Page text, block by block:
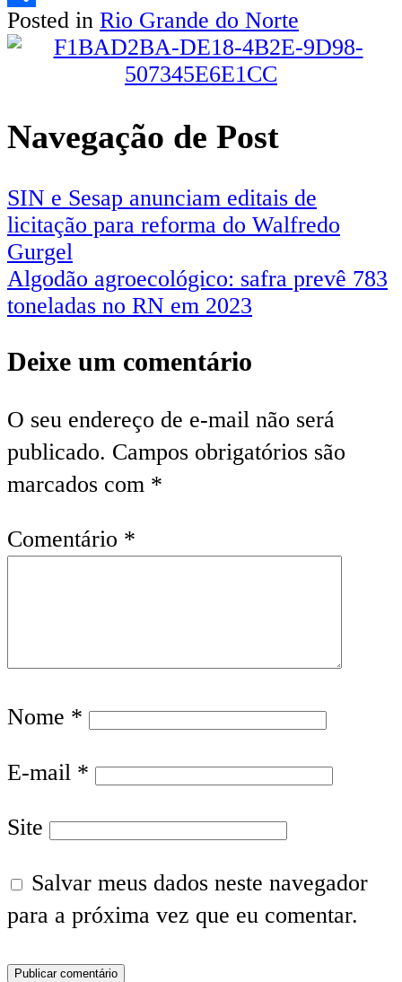
Share
Posted in Rio Grande do Norte
Navegação de Post
SIN e Sesap anunciam editais de
licitação para reforma do Walfredo
Gurgel
Algodão agroecológico: safra prevê 783
toneladas no RN em 2023
Deixe um comentário
O seu endereço de e-mail não será
publicado. Campos obrigatórios são
marcados com *
Comentário *
Nome *
E-mail *
Site
Salvar meus dados neste navegador
para a próxima vez que eu comentar.